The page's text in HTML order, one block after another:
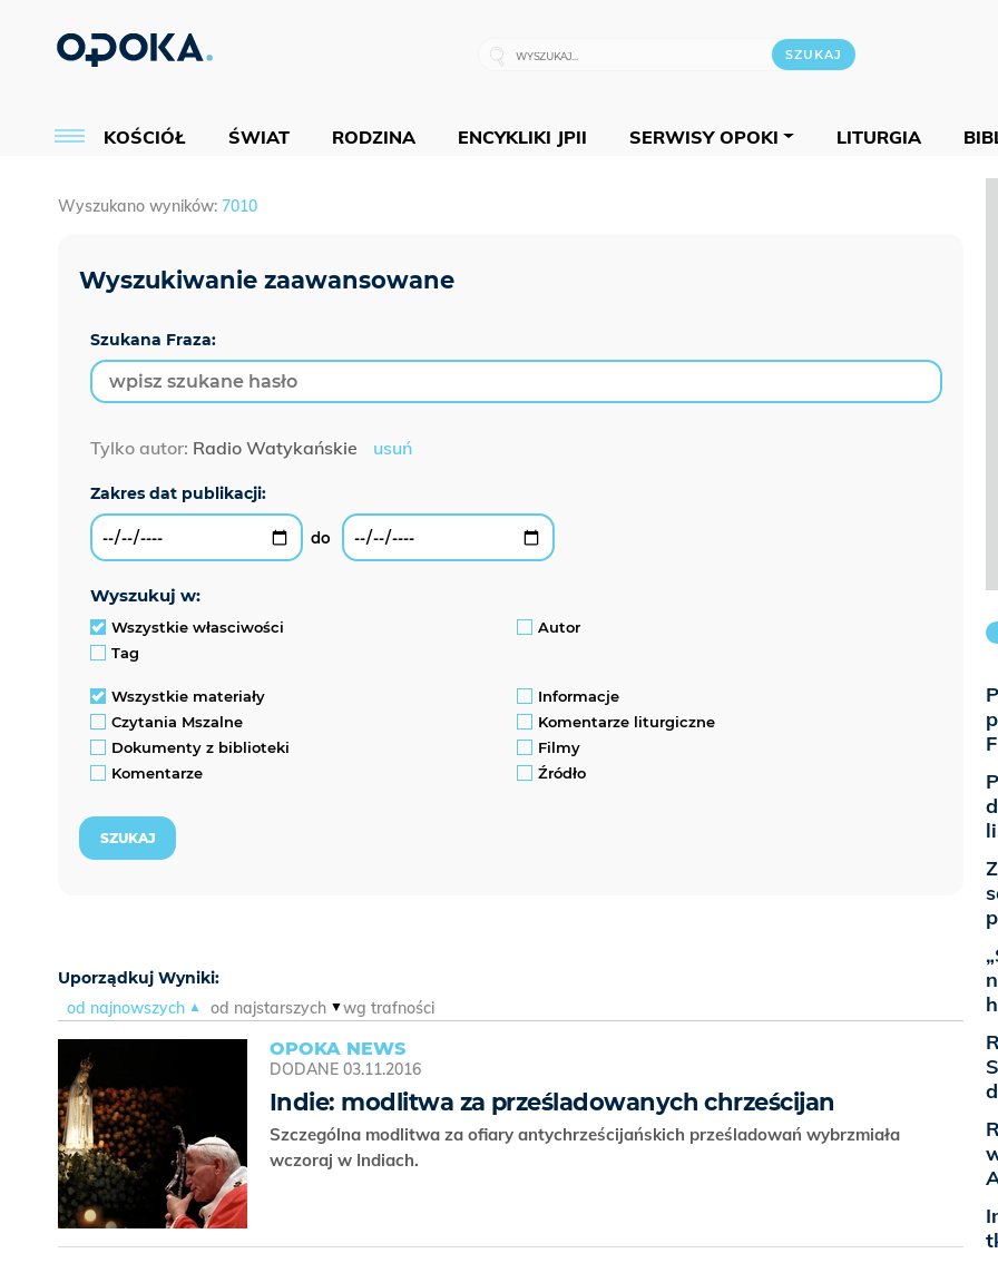
KOŚCIÓŁ ŚWIAT RODZINA ENCYKLIKI JPII SERWISY OPOKI LITURGIA
Wyszukano wyników: 7010
Szukana Fraza:
Tylko autor: Radio Watykańskie usuń
wyszukuj w:
Wszystkie własciwości
Autor
Tag
Wszystkie materiały
Informacje
Czytania Mszalne
Komentarze liturgiczne
Dokumenty z biblioteki
Filmy
Komentarze
Źródło
Uporządkuj Wyniki:
od najnowszych
od najstarszych wg trafności
OPOKA NEWS
DODANE 03.11.2016
Indie: modlitwa za prześladowanych chrześcijan
Szczególna modlitwa za ofiary antychrześcijańskich prześladowań wybrzmiała
wczoraj w Indiach.